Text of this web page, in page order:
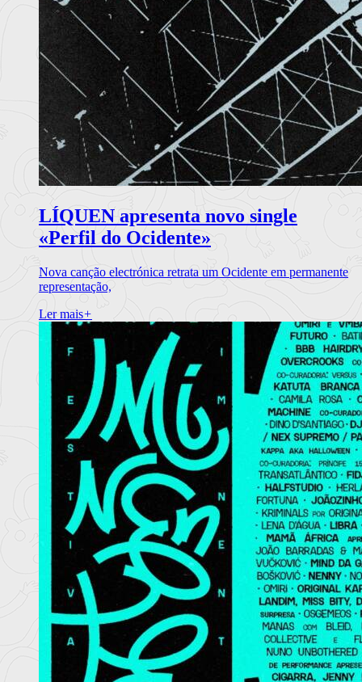
LÍQUEN apresenta novo single
«Perfil do Ocidente»
Nova canção electrónica retrata um Ocidente em permanente
representação,
Ler mais+